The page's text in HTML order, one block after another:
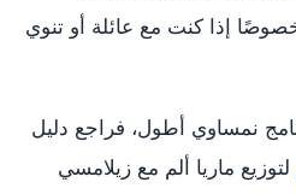
إذا كنت مع عائلة أو تنوي
نمساوي أطول، فراجع دليل
لتوزيع ماريا ألم مع زيلامسي